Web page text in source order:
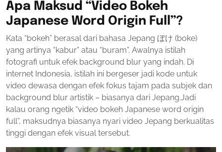
Apa Maksud “Video Bokeh
Japanese Word Origin Full”?
Kata “bokeh” berasal dari bahasa Jepang ぼけ (boke)
yang artinya “kabur” atau “buram”. Awalnya istilah
fotografi untuk efek background blur yang indah. Di
internet Indonesia, istilah ini bergeser jadi kode untuk
video dewasa dengan efek fokus tajam pada subjek dan
background blur artistik – biasanya dari Jepang.Jadi
kalau orang ngetik “video bokeh Japanese word origin
full”, maksudnya biasanya nyari video Jepang berkualitas
tinggi dengan efek visual tersebut.